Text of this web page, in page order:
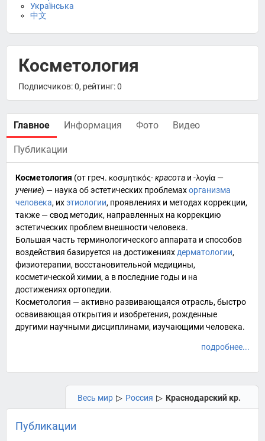
Українська
中文
Косметология
Подписчиков: 0, рейтинг: 0
Главное Информация Фото Видео
Публикации
Косметология (от греч. κοσμητικός-красота и -λογία —
учение) — наука об эстетических проблемахорганизма
человека, ихэтиологии, проявлениях и методах коррекции,
также — свод методик, направленных на коррекцию
эстетических проблем внешности человека.
Большая часть терминологического аппарата и способов
воздействия базируется на достижениях дерматологии,
физиотерапии, восстановительной медицины,
косметической химии, а в последние годы и на
достиженияхортопедии.
Косметология — активно развивающаяся отрасль, быстро
осваивающая открытия и изобретения, рожденные
другими научными дисциплинами, изучающими человека.
подробнее...
Весь мир ▷ Россия ▷ Краснодарский кр.
Публикации